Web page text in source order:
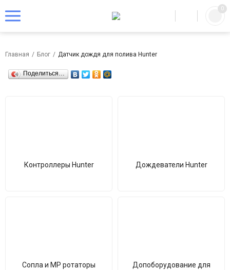
0
Главная / Блог / Датчик дождя для полива Hunter
Поделиться…
Контроллеры Hunter Дождеватели Hunter
Сопла и MP ротаторы
Допоборудование для